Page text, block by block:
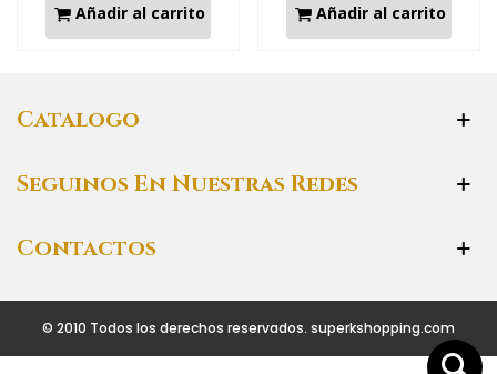
Añadir al carrito Añadir al carrito
Catalogo
Seguinos En Nuestras Redes
Contactos
© 2010 Todos los derechos reservados. superkshopping.com